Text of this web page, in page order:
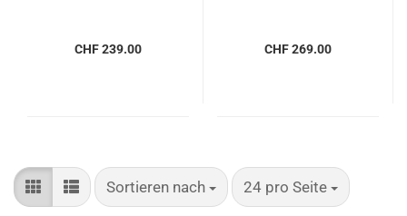
CHF 239.00 CHF 269.00
Sortieren nach
Sortieren nach 24 pro Seite
pro Seite